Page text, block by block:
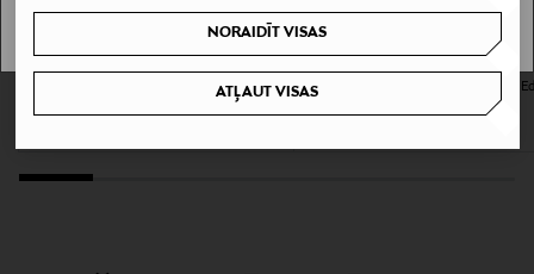
NORAIDĪT VISAS
ATĻAUT VISAS
FRANCIJA
LD8901
Loreal Finland Oy
Born in Roma Uomo Extradose Parfum
Born in Roma Coral Fantasy Uomo